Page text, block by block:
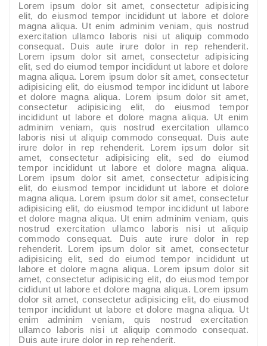
Lorem ipsum dolor sit amet, consectetur adipisicing
elit, do eiusmod tempor incididunt ut labore et dolore
magna aliqua. Ut enim adminim veniam, quis nostrud
exercitation ullamco laboris nisi ut aliquip commodo
consequat. Duis aute irure dolor in rep rehenderit.
Lorem ipsum dolor sit amet, consectetur adipisicing
elit, sed do eiumod tempor incididunt ut labore et dolore
magna aliqua. Lorem ipsum dolor sit amet, consectetur
adipisicing elit, do eiusmod tempor incididunt ut labore
et dolore magna aliqua. Lorem ipsum dolor sit amet,
consectetur adipisicing elit, do eiusmod tempor
incididunt ut labore et dolore magna aliqua. Ut enim
adminim veniam, quis nostrud exercitation ullamco
laboris nisi ut aliquip commodo consequat. Duis aute
irure dolor in rep rehenderit. Lorem ipsum dolor sit
amet, consectetur adipisicing elit, sed do eiumod
tempor incididunt ut labore et dolore magna aliqua.
Lorem ipsum dolor sit amet, consectetur adipisicing
elit, do eiusmod tempor incididunt ut labore et dolore
magna aliqua. Lorem ipsum dolor sit amet, consectetur
adipisicing elit, do eiusmod tempor incididunt ut labore
et dolore magna aliqua. Ut enim adminim veniam, quis
nostrud exercitation ullamco laboris nisi ut aliquip
commodo consequat. Duis aute irure dolor in rep
rehenderit. Lorem ipsum dolor sit amet, consectetur
adipisicing elit, sed do eiumod tempor incididunt ut
labore et dolore magna aliqua. Lorem ipsum dolor sit
amet, consectetur adipisicing elit, do eiusmod tempor
cididunt ut labore et dolore magna aliqua. Lorem ipsum
dolor sit amet, consectetur adipisicing elit, do eiusmod
tempor incididunt ut labore et dolore magna aliqua. Ut
enim adminim veniam, quis nostrud exercitation
ullamco laboris nisi ut aliquip commodo consequat.
Duis aute irure dolor in rep rehenderit.